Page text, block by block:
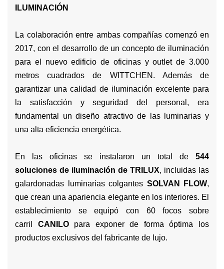
ILUMINACIÓN
La colaboración entre ambas compañías comenzó en
2017, con el desarrollo de un concepto de iluminación
para el nuevo edificio de oficinas y outlet de 3.000
metros cuadrados de WITTCHEN. Además de
garantizar una calidad de iluminación excelente para
la satisfacción y seguridad del personal, era
fundamental un diseño atractivo de las luminarias y
una alta eficiencia energética.
En las oficinas se instalaron un total de 544
soluciones de iluminación de TRILUX, incluidas las
galardonadas luminarias colgantes SOLVAN FLOW,
que crean una apariencia elegante en los interiores. El
establecimiento se equipó con 60 focos sobre
carril CANILO
para exponer de forma óptima los
productos exclusivos del fabricante de lujo.